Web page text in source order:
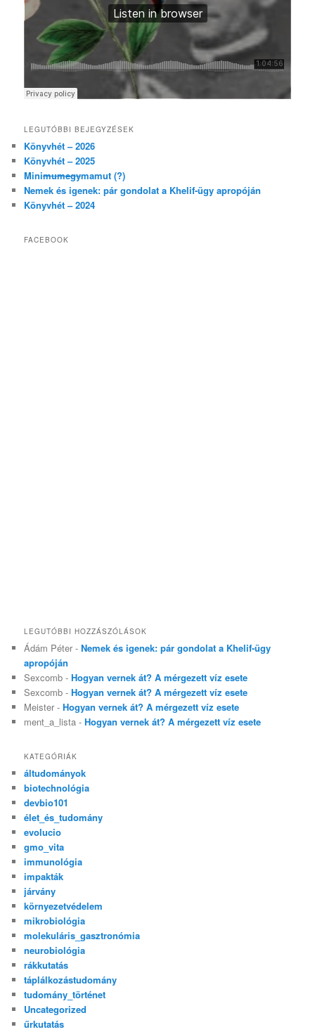
LEGUTÓBBI BEJEGYZÉSEK
Könyvhét – 2026
Könyvhét – 2025
Minimumegymamut (?)
Nemek és igenek: pár gondolat a Khelif-ügy apropóján
Könyvhét – 2024
FACEBOOK
LEGUTÓBBI HOZZÁSZÓLÁSOK
Ádám Péter -Nemek és igenek: pár gondolat a Khelif-ügy
apropóján
Sexcomb -Hogyan vernek át? A mérgezett víz esete
Sexcomb -Hogyan vernek át? A mérgezett víz esete
Meister -Hogyan vernek át? A mérgezett víz esete
ment_a_lista -Hogyan vernek át? A mérgezett víz esete
KATEGÓRIÁK
áltudományok
biotechnológia
devbio101
élet_és_tudomány
evolucio
gmo_vita
immunológia
impakták
járvány
környezetvédelem
mikrobiológia
molekuláris_gasztronómia
neurobiológia
rákkutatás
táplálkozástudomány
tudomány_történet
Uncategorized
űrkutatás